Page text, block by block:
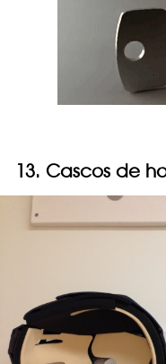
13. Cascos de